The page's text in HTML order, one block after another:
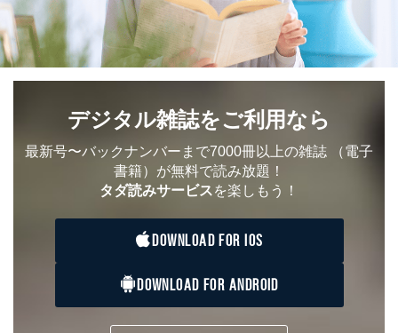
デジタル雑誌をご利用なら
最新号〜バックナンバーまで7000冊以上の雑誌 （電子
書籍）が無料で読み放題！
タダ読みサービスを楽しもう！
DOWNLOAD FOR IOS
DOWNLOAD FOR ANDROID